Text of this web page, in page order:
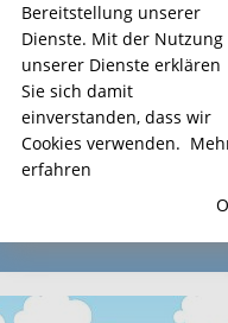
Bereitstellung unserer
Dienste. Mit der Nutzung
unserer Dienste erklären
Sie sich damit
einverstanden, dass wir
Cookies verwenden.
erfahren